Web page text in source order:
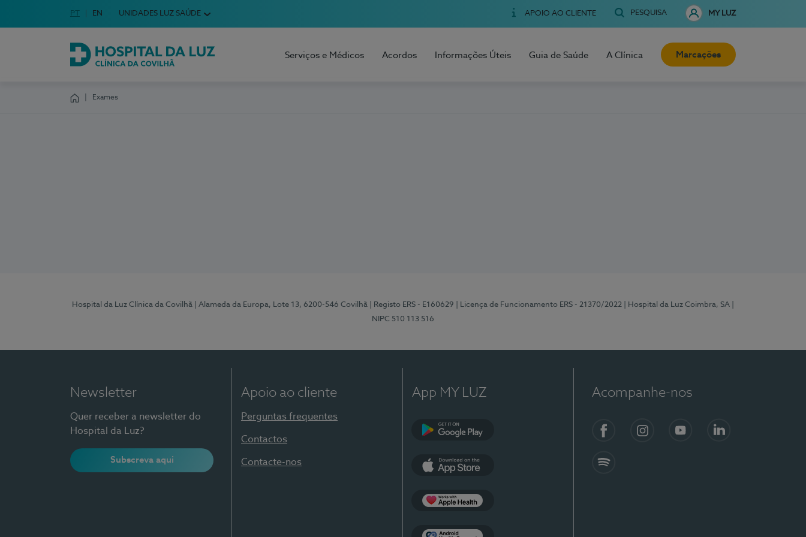
Escolha o seu idioma
Idioma em Português
PT English Language
EN UNIDADES LUZ SAÚDE APOIO AO CLIENTE PESQUISA MY LUZ
Hospital da Luz Clínica da Covilhã
Serviços e Médicos Acordos Informações Úteis Guia de Saúde A Clínica Marcações
Exames
Hospital da Luz Clínica da Covilhã | Alameda da Europa, Lote 13, 6200-546 Covilhã | Registo ERS - E160629 | Licença de Funcionamento ERS - 21370/2022 | Hospital da Luz Coimbra, SA
NIPC 510 113 516
Newsletter
Quer receber a newsletter do
Hospital da Luz?
Subscreva aqui
Apoio ao cliente
Perguntas frequentes
Contactos
Contacte-nos
App MY LUZ Acompanhe-nos